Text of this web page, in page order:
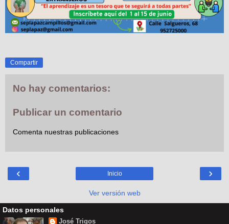
Compartir
No hay comentarios:
Publicar un comentario
Comenta nuestras publicaciones
‹ ›
Inicio
Ver versión web
Datos personales
José Trigos